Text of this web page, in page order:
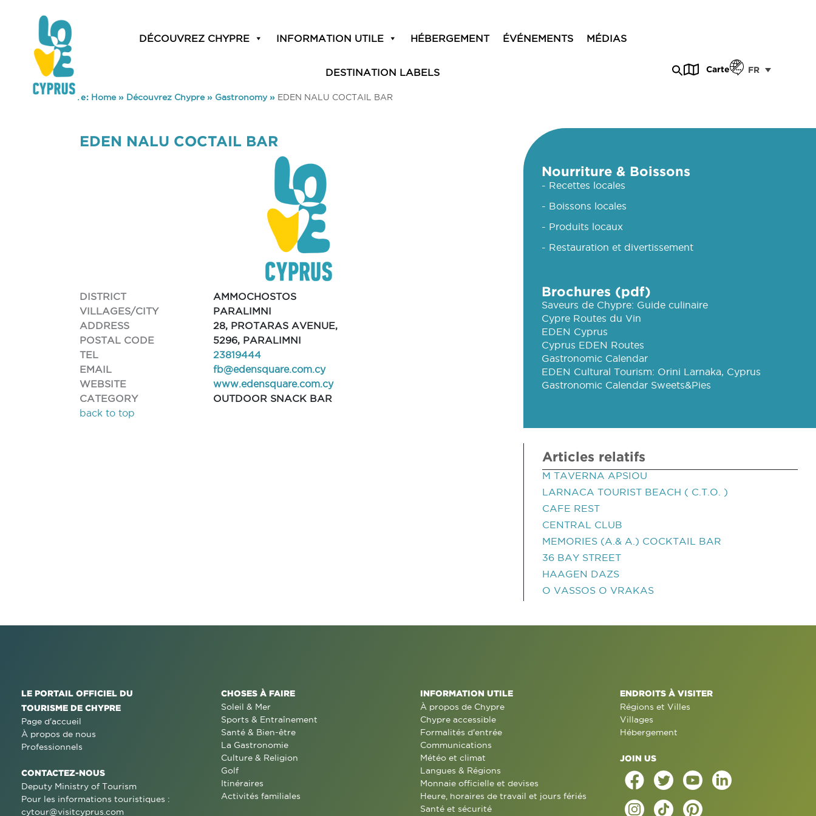
DÉCOUVREZ CHYPRE INFORMATION UTILE HÉBERGEMENT ÉVÉNEMENTS MÉDIAS
DESTINATION LABELS Carte FR
You are here: Home» Découvrez Chypre» Gastronomy» EDEN NALU COCTAIL BAR
EDEN NALU COCTAIL BAR
DISTRICT
AMMOCHOSTOS
VILLAGES/CITY
PARALIMNI
ADDRESS
28, PROTARAS AVENUE,
POSTAL CODE
5296, PARALIMNI
TEL
23819444
EMAIL
fb@edensquare.com.cy
WEBSITE
www.edensquare.com.cy
CATEGORY
OUTDOOR SNACK BAR
back to top
Nourriture & Boissons
- Recettes locales
- Boissons locales
- Produits locaux
- Restauration et divertissement
Brochures (pdf)
Saveurs de Chypre: Guide culinaire
Cypre Routes du Vin
EDEN Cyprus
Cyprus EDEN Routes
Gastronomic Calendar
EDEN Cultural Tourism: Orini Larnaka, Cyprus
Gastronomic Calendar Sweets&Pies
Articles relatifs
M TAVERNA APSIOU
LARNACA TOURIST BEACH ( C.T.O. )
CAFE REST
CENTRAL CLUB
MEMORIES (A.& A.) COCKTAIL BAR
36 BAY STREET
HAAGEN DAZS
O VASSOS O VRAKAS
LE PORTAIL OFFICIEL DU
TOURISME DE CHYPRE
Page d'accueil
À propos de nous
Professionnels
CONTACTEZ-NOUS
Deputy Ministry of Tourism
Pour les informations touristiques :
cytour@visitcyprus.com
CHOSES À FAIRE
Soleil & Mer
Sports & Entraînement
Santé & Bien-être
La Gastronomie
Culture & Religion
Golf
Itinéraires
Activités familiales
INFORMATION UTILE
À propos de Chypre
Chypre accessible
Formalités d'entrée
Communications
Météo et climat
Langues & Régions
Monnaie officielle et devises
Heure, horaires de travail et jours fériés
Santé et sécurité
ENDROITS À VISITER
Régions et Villes
Villages
Hébergement
JOIN US